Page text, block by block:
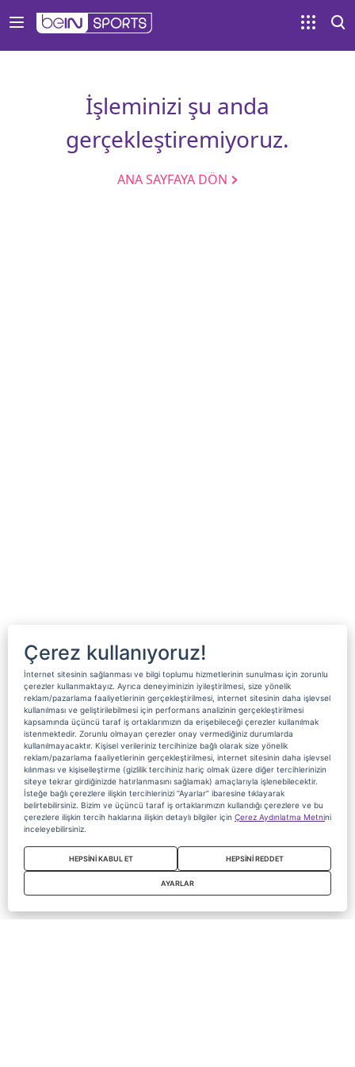
İşleminizi şu anda
gerçekleştiremiyoruz.
ANA SAYFAYA DÖN
Çerez kullanıyoruz!
İnternet sitesinin sağlanması ve bilgi toplumu hizmetlerinin sunulması için zorunlu
çerezler kullanmaktayız. Ayrıca deneyiminizin iyileştirilmesi, size yönelik
reklam/pazarlama faaliyetlerinin gerçekleştirilmesi, internet sitesinin daha işlevsel
kullanılması ve geliştirilebilmesi için performans analizinin gerçekleştirilmesi
kapsamında üçüncü taraf iş ortaklarımızın da erişebileceği çerezler kullanılmak
istenmektedir. Zorunlu olmayan çerezler onay vermediğiniz durumlarda
kullanılmayacaktır. Kişisel verileriniz tercihinize bağlı olarak size yönelik
reklam/pazarlama faaliyetlerinin gerçekleştirilmesi, internet sitesinin daha işlevsel
kılınması ve kişiselleştirme (gizlilik tercihiniz hariç olmak üzere diğer tercihlerinizin
siteye tekrar girdiğinizde hatırlanmasını sağlamak) amaçlarıyla işlenebilecektir.
İsteğe bağlı çerezlere ilişkin tercihlerinizi “Ayarlar” ibaresine tıklayarak
belirtebilirsiniz. Bizim ve üçüncü taraf iş ortaklarımızın kullandığı çerezlere ve bu
çerezlere ilişkin tercih haklarına ilişkin detaylı bilgiler için Çerez Aydınlatma Metnini
inceleyebilirsiniz.
HEPSİNİ KABUL ET HEPSİNİ REDDET
AYARLAR